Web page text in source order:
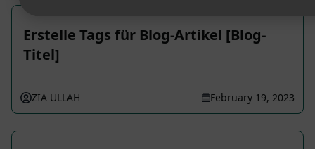
Erstelle Tags für Blog-Artikel [Blog-
Titel]
ZIA ULLAH February 19, 2023